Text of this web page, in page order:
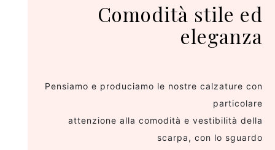
Comodità stile ed
eleganza
Pensiamo e produciamo le nostre calzature con
particolare
attenzione alla comodità e vestibilità della
scarpa, con lo sguardo